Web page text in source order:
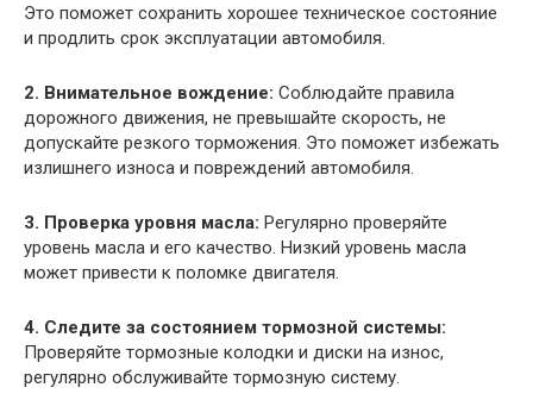
Это поможет сохранить хорошее техническое состояние
и продлить срок эксплуатации автомобиля.
2. Внимательное вождение: Соблюдайте правила
дорожного движения, не превышайте скорость, не
допускайте резкого торможения. Это поможет избежать
излишнего износа и повреждений автомобиля.
3. Проверка уровня масла: Регулярно проверяйте
уровень масла и его качество. Низкий уровень масла
может привести к поломке двигателя.
4. Следите за состоянием тормозной системы:
Проверяйте тормозные колодки и диски на износ,
регулярно обслуживайте тормозную систему.